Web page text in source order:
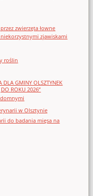
zwierzęta łowne
zjawiskami
roślin
DLA GMINY OLSZTYNEK
ROKU 2026”
w Olsztynie
do badania mięsa na